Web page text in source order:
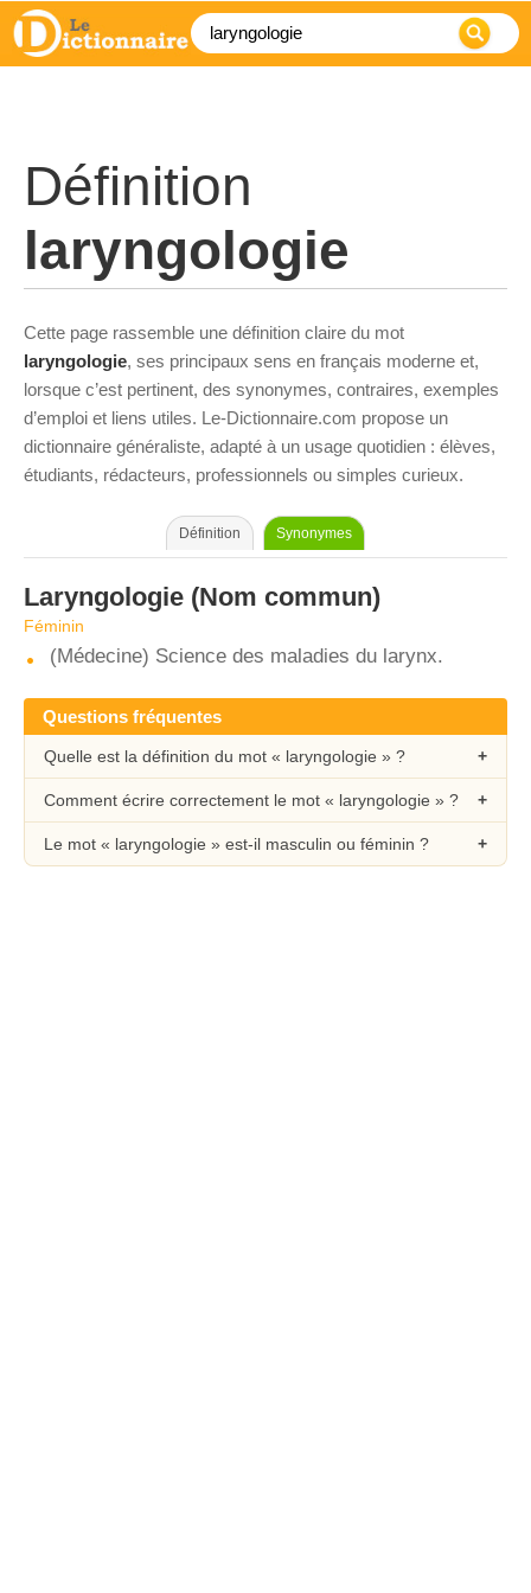
Définition
laryngologie
Cette page rassemble une définition claire du mot
laryngologie, ses principaux sens en français moderne et,
lorsque c’est pertinent, des synonymes, contraires, exemples
d’emploi et liens utiles. Le-Dictionnaire.com propose un
dictionnaire généraliste, adapté à un usage quotidien : élèves,
étudiants, rédacteurs, professionnels ou simples curieux.
Définition Synonymes
Laryngologie (Nom commun)
Féminin
(Médecine) Science des maladies du larynx.
Questions fréquentes
Quelle est la définition du mot « laryngologie » ?
Comment écrire correctement le mot « laryngologie » ?
Le mot « laryngologie » est-il masculin ou féminin ?